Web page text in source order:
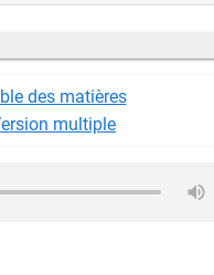
des matières
multiple